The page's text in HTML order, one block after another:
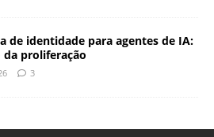
de identidade para agentes de IA:
da proliferação
3